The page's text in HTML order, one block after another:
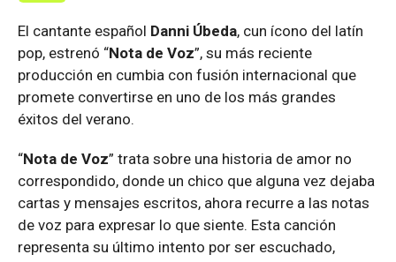
El cantante español Danni Úbeda, cun ícono del latín
pop, estrenó “Nota de Voz”, su más reciente
producción en cumbia con fusión internacional que
promete convertirse en uno de los más grandes
éxitos del verano.
“Nota de Voz” trata sobre una historia de amor no
correspondido, donde un chico que alguna vez dejaba
cartas y mensajes escritos, ahora recurre a las notas
de voz para expresar lo que siente. Esta canción
representa su último intento por ser escuchado,